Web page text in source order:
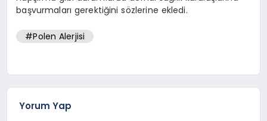
başvurmaları gerektiğini sözlerine ekledi.
#Polen Alerjisi
Yorum Yap